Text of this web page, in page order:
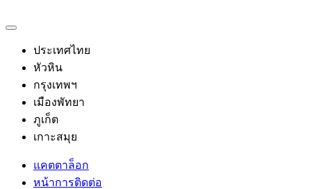
ประเทศไทย
หัวหิน
กรุงเทพฯ
เมืองพัทยา
ภูเก็ต
เกาะสมุย
แคตตาล็อก
หน้าการติดต่อ